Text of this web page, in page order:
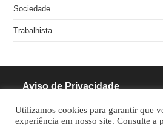
Sociedade
Trabalhista
Aviso de Privacidade
RODRIGUES PINHEIRO
Utilizamos cookies para garantir que
experiência em nosso site. Consulte a